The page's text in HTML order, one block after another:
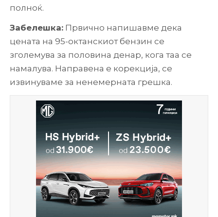
полноќ.
Забелешка: Првично напишавме дека
цената на 95-октанскиот бензин се
зголемува за половина денар, кога таа се
намалува. Направена е корекција, се
извинуваме за ненемерната грешка.